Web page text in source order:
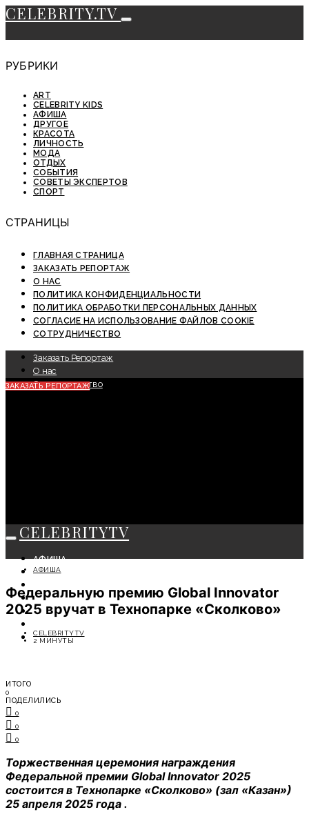
CELEBRITY.TV
РУБРИКИ
ART
CELEBRITY KIDS
АФИША
ДРУГОЕ
КРАСОТА
ЛИЧНОСТЬ
МОДА
ОТДЫХ
СОБЫТИЯ
СОВЕТЫ ЭКСПЕРТОВ
СПОРТ
СТРАНИЦЫ
ГЛАВНАЯ СТРАНИЦА
ЗАКАЗАТЬ РЕПОРТАЖ
О НАС
ПОЛИТИКА КОНФИДЕНЦИАЛЬНОСТИ
ПОЛИТИКА ОБРАБОТКИ ПЕРСОНАЛЬНЫХ ДАННЫХ
СОГЛАСИЕ НА ИСПОЛЬЗОВАНИЕ ФАЙЛОВ COOKIE
СОТРУДНИЧЕСТВО
Заказать Репортаж
О нас
Сотрудничество
ЗАКАЗАТЬ РЕПОРТАЖ
CELEBRITYTV
АФИША
СОБЫТИЯ
МОДА
ЛИЧНОСТЬ
СОВЕТЫ ЭКСПЕРТОВ
АФИША
Федеральную премию Global Innovator
2025 вручат в Технопарке «Сколково»
CELEBRITYTV
2 МИНУТЫ
ИТОГО
0
ПОДЕЛИЛИСЬ
0
0
0
Торжественная церемония награждения
Федеральной премии Global Innovator 2025
состоится в Технопарке «Сколково» (зал «Казан»)
25 апреля 2025 года .